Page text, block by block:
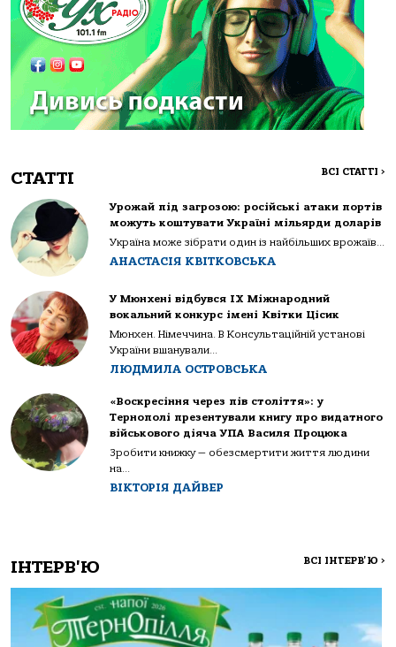
СТАТТІ ВСІ СТАТТІ >
Урожай під загрозою: російські атаки портів
можуть коштувати Україні мільярди доларів
Україна може зібрати один із найбільших врожаїв...
АНАСТАСІЯ КВІТКОВСЬКА
У Мюнхені відбувся IX Міжнародний
вокальний конкурс імені Квітки Цісик
Мюнхен. Німеччина. В Консультаційній установі
України вшанували...
ЛЮДМИЛА ОСТРОВСЬКА
«Воскресіння через пів століття»: у
Тернополі презентували книгу про видатного
військового діяча УПА Василя Процюка
Зробити книжку — обезсмертити життя людини
на...
ВІКТОРІЯ ДАЙВЕР
ІНТЕРВ'Ю ВСІ ІНТЕРВ'Ю >